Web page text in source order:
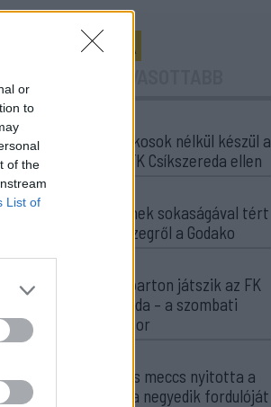
or
to
of the
List of
24 ÓRA
Kulcsjátékosok nélkül készül a
Farul az FK Csíkszereda ellen
Aranyérmek sokaságával tért
haza Kőszegről a Godako
A tengerparton játszik az FK
Csíkszereda – a szombati
sportműsor
Látványos meccs nyitotta a
Szuperliga negyedik fordulóját